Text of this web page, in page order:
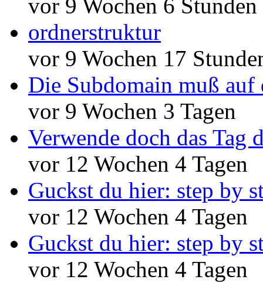
vor 9 Wochen 6 Stunden
ordnerstruktur
vor 9 Wochen 17
Die Subdomain muß auf
vor 9 Wochen 3 Tagen
Verwende doch das Tag
vor 12 Wochen 4 Tagen
Guckst du hier: step by
vor 12 Wochen 4 Tagen
Guckst du hier: step by
vor 12 Wochen 4 Tagen